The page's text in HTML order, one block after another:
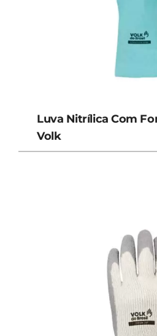
Luva Nitrílica Com
Volk